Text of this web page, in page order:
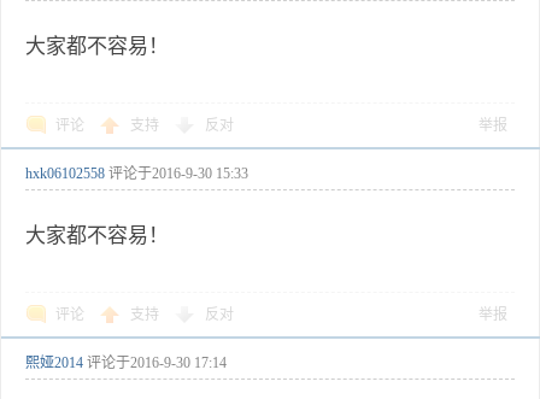
大家都不容易！
评论 支持 反对 举报
hxk06102558 评论于2016-9-30 15:33
大家都不容易！
评论 支持 反对 举报
熙娅2014 评论于2016-9-30 17:14